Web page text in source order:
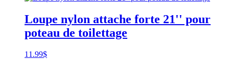
Loupe nylon attache forte 21'' pour
poteau de toilettage
11.99$